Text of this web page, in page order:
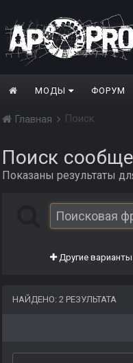
МОДЫ ФОРУМ
Главная Поиск
Поиск
Показаны результаты
Другие варианты
НАЙДЕНО: 2 РЕЗУЛЬТАТА